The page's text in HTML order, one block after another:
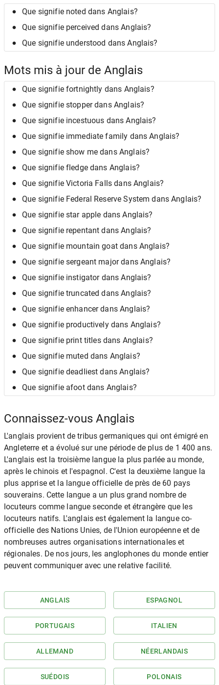
Que signifie noted dans Anglais?
Que signifie perceived dans Anglais?
Que signifie understood dans Anglais?
Mots mis à jour de Anglais
Que signifie fortnightly dans Anglais?
Que signifie stopper dans Anglais?
Que signifie incestuous dans Anglais?
Que signifie immediate family dans Anglais?
Que signifie show me dans Anglais?
Que signifie fledge dans Anglais?
Que signifie Victoria Falls dans Anglais?
Que signifie Federal Reserve System dans Anglais?
Que signifie star apple dans Anglais?
Que signifie repentant dans Anglais?
Que signifie mountain goat dans Anglais?
Que signifie sergeant major dans Anglais?
Que signifie instigator dans Anglais?
Que signifie truncated dans Anglais?
Que signifie enhancer dans Anglais?
Que signifie productively dans Anglais?
Que signifie print titles dans Anglais?
Que signifie muted dans Anglais?
Que signifie deadliest dans Anglais?
Que signifie afoot dans Anglais?
Connaissez-vous Anglais
L'anglais provient de tribus germaniques qui ont émigré en
Angleterre et a évolué sur une période de plus de 1 400 ans.
L'anglais est la troisième langue la plus parlée au monde,
après le chinois et l'espagnol. C'est la deuxième langue la
plus apprise et la langue officielle de près de 60 pays
souverains. Cette langue a un plus grand nombre de
locuteurs comme langue seconde et étrangère que les
locuteurs natifs. L'anglais est également la langue co-
officielle des Nations Unies, de l'Union européenne et de
nombreuses autres organisations internationales et
régionales. De nos jours, les anglophones du monde entier
peuvent communiquer avec une relative facilité.
ANGLAIS ESPAGNOL
PORTUGAIS ITALIEN
ALLEMAND NÉERLANDAIS
SUÉDOIS POLONAIS